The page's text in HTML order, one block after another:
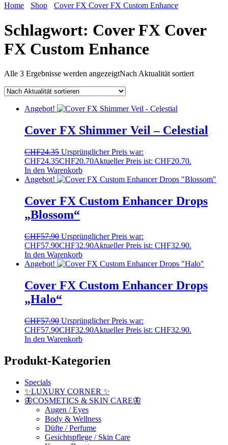
Home Shop Cover FX Cover FX Custom Enhance
Schlagwort: Cover FX Cover
FX Custom Enhance
Alle 3 Ergebnisse werden angezeigtNach Aktualität sortiert
Angebot!
Cover FX Shimmer Veil – Celestial
CHF24.35 Ursprünglicher Preis war:
CHF24.35CHF20.70Aktueller Preis ist: CHF20.70.
In den Warenkorb
Angebot!
Cover FX Custom Enhancer Drops
„Blossom“
CHF57.90 Ursprünglicher Preis war:
CHF57.90CHF32.90Aktueller Preis ist: CHF32.90.
In den Warenkorb
Angebot!
Cover FX Custom Enhancer Drops
„Halo“
CHF57.90 Ursprünglicher Preis war:
CHF57.90CHF32.90Aktueller Preis ist: CHF32.90.
In den Warenkorb
Produkt-Kategorien
Specials
✨LUXURY CORNER ✨
🦋COSMETICS & SKIN CARE🦋
Augen / Eyes
Body & Wellness
Düfte / Perfume
Gesichtspflege / Skin Care